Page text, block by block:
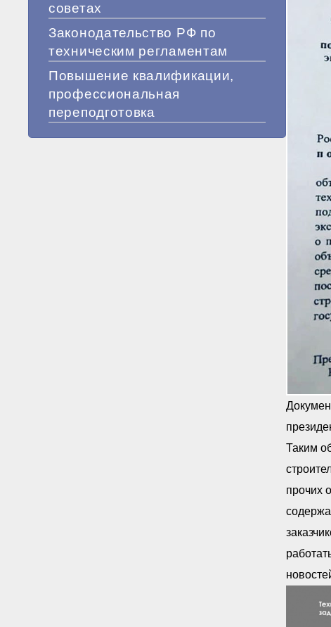
советах
Законодательство РФ по
техническим регламентам
Повышение квалификации,
профессиональная
переподготовка
Таким
прочих